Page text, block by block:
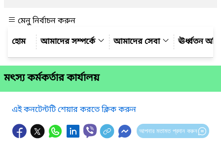
মেনু নির্বাচন করুন
আমাদের সম্পর্কে
আমাদের সেবা ঊর্ধ্বতন
মৎস্য কর্মকর্তার কার্যালয়
এই কনটেন্টটি শেয়ার করতে ক্লিক করুন
আপনার মতামত প্রদান করুন